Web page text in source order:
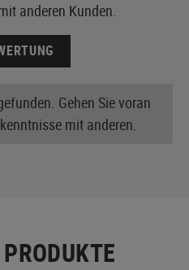
anderen Kunden.
Gehen Sie voran
mit anderen.